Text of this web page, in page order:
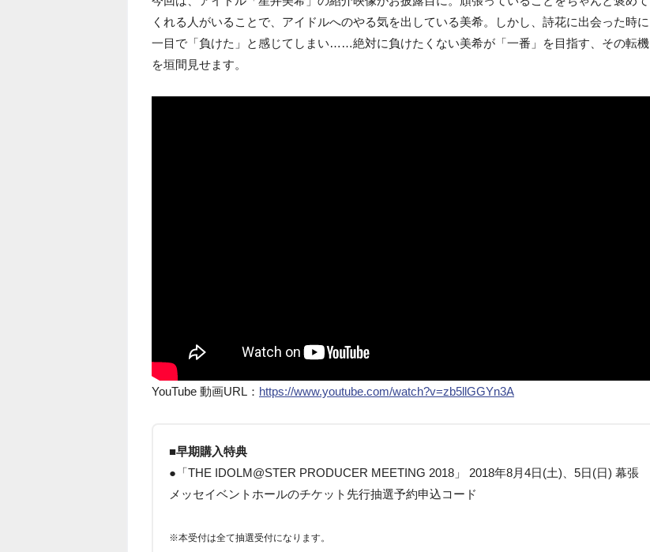
くれる人がいることで、アイドルへのやる気を出している美希。しかし、詩花に出会った時に
一目で「負けた」と感じてしまい……絶対に負けたくない美希が「一番」を目指す、その転機
を垣間見せます。
YouTube 動画URL： https://www.youtube.com/watch?v=zb5llGGYn3A
■早期購入特典
●「THE IDOLM@STER PRODUCER MEETING 2018」 2018年8月4日(土)、5日(日) 幕張
メッセイベントホールのチケット先行抽選予約申込コード
※本受付は全て抽選受付になります。